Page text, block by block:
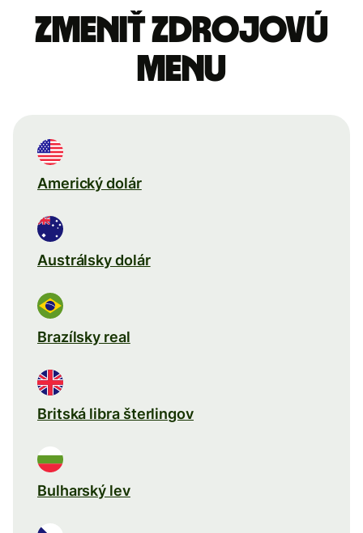
Zmeniť zdrojovú
menu
Americký dolár
Austrálsky dolár
Brazílsky real
Britská libra šterlingov
Bulharský lev